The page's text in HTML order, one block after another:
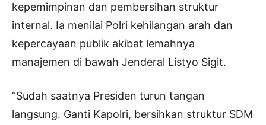
kepemimpinan dan pembersihan struktur
internal. Ia menilai Polri kehilangan arah dan
kepercayaan publik akibat lemahnya
manajemen di bawah Jenderal Listyo Sigit.
“Sudah saatnya Presiden turun tangan
langsung. Ganti Kapolri, bersihkan struktur SDM